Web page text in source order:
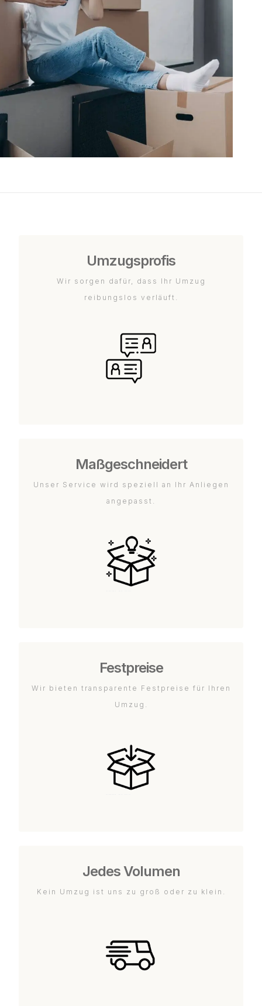
Umzugsprofis
Wir sorgen dafür, dass Ihr Umzug
reibungslos verläuft.
Maßgeschneidert
Unser Service wird speziell an Ihr Anliegen
angepasst.
Festpreise
Wir bieten transparente Festpreise für Ihren
Umzug.
Jedes Volumen
Kein Umzug ist uns zu groß oder zu klein.